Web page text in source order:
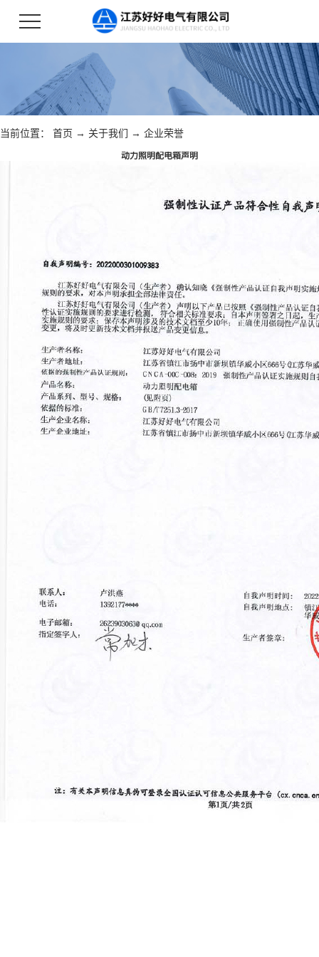
当前位置： 首页 → 关于我们 → 企业荣誉
动力照明配电箱声明